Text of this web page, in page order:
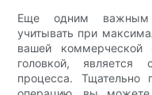
Еще одним важным
учитывать при
вашей
головкой, является
процесса.